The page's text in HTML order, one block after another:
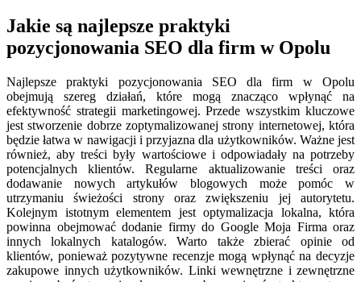
Jakie są najlepsze praktyki
pozycjonowania SEO dla firm w Opolu
Najlepsze praktyki pozycjonowania SEO dla firm w Opolu
obejmują szereg działań, które mogą znacząco wpłynąć na
efektywność strategii marketingowej. Przede wszystkim kluczowe
jest stworzenie dobrze zoptymalizowanej strony internetowej, która
będzie łatwa w nawigacji i przyjazna dla użytkowników. Ważne jest
również, aby treści były wartościowe i odpowiadały na potrzeby
potencjalnych klientów. Regularne aktualizowanie treści oraz
dodawanie nowych artykułów blogowych może pomóc w
utrzymaniu świeżości strony oraz zwiększeniu jej autorytetu.
Kolejnym istotnym elementem jest optymalizacja lokalna, która
powinna obejmować dodanie firmy do Google Moja Firma oraz
innych lokalnych katalogów. Warto także zbierać opinie od
klientów, ponieważ pozytywne recenzje mogą wpłynąć na decyzje
zakupowe innych użytkowników. Linki wewnętrzne i zewnętrzne